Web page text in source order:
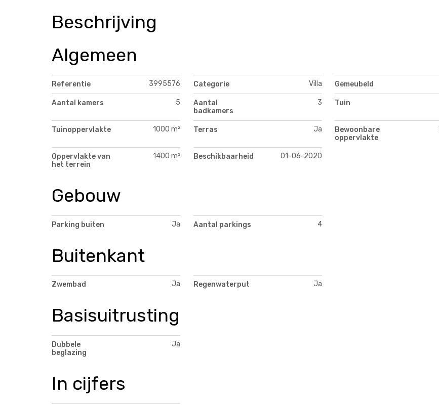
Beschrijving
Algemeen
Referentie 3995576 Categorie Villa Gemeubeld
Aantal kamers 5
Aantal
badkamers
3 Tuin
Tuinoppervlakte 1000 m² Terras Ja
Bewoonbare
oppervlakte
Oppervlakte van
het terrein
1400 m² Beschikbaarheid 01-06-2020
Gebouw
Parking buiten Ja Aantal parkings 4
Buitenkant
Zwembad Ja Regenwaterput Ja
Basisuitrusting
Dubbele
beglazing
Ja
In cijfers